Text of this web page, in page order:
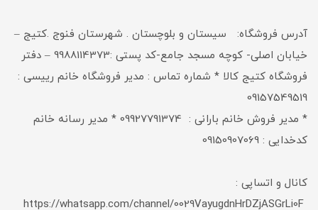
آدرس فروشگاه: سیستان و بلوچستان . شهرستان فنوج .کتیج –
خیابان اصلی- کوچه مسجد جامع-کد پستی :9988114373 – دفتر
فروشگاه کتیج کالا * شماره تماس : مدیر فروشگاه خانم رییسی :
09157549519
* مدیر فروش خانم بارانی : 09927791374 * مدیر رسانه خانم
کدخدایی : 09150907069
کانال و اتساپی :